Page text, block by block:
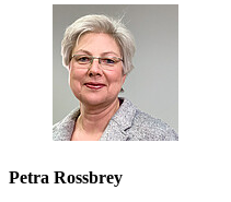
Petra Rossbrey